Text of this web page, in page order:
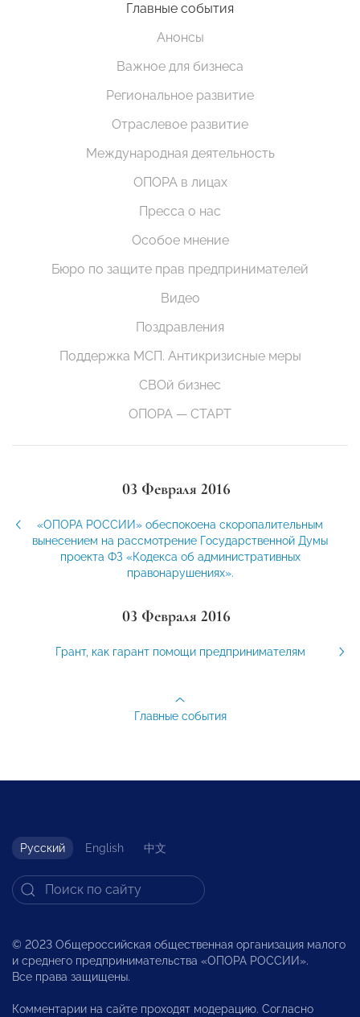
Главные события
Анонсы
Важное для бизнеса
Региональное развитие
Отраслевое развитие
Международная деятельность
ОПОРА в лицах
Пресса о нас
Особое мнение
Бюро по защите прав предпринимателей
Видео
Поздравления
Поддержка МСП. Антикризисные меры
СВОй бизнес
ОПОРА — СТАРТ
03 Февраля 2016
«ОПОРА РОССИИ» обеспокоена скоропалительным
вынесением на рассмотрение Государственной Думы
проекта ФЗ «Кодекса об административных
правонарушениях».
03 Февраля 2016
Грант, как гарант помощи предпринимателям
Главные события
Русский English 中文
© 2023 Общероссийская общественная организация малого
и среднего предпринимательства «ОПОРА РОССИИ».
Все права защищены.
Комментарии на сайте проходят модерацию. Согласно